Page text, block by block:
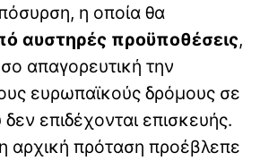
η οποία θα
αυστηρές προϋποθέσεις,
απαγορευτική την
ευρωπαϊκούς δρόμους σε
επιδέχονται επισκευής.
αρχική πρόταση προέβλεπε